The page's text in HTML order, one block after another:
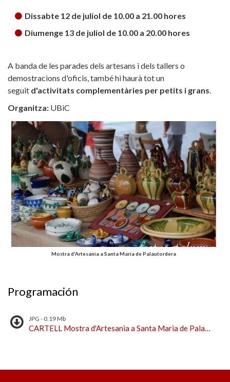
Dissabte 12 de juliol de 10.00 a 21.00 hores
Diumenge 13 de juliol de 10.00 a 20.00 hores
A banda de les parades dels artesans i dels tallers o
demostracions d'oficis, també hi haurà tot un
seguit d'activitats complementàries per petits i grans.
Organitza: UBiC
Mostra d'Artesania a Santa Maria de Palautordera
Programación
JPG - 0.19 Mb
CARTELL Mostra d'Artesania a Santa Maria de Palautordera 2025